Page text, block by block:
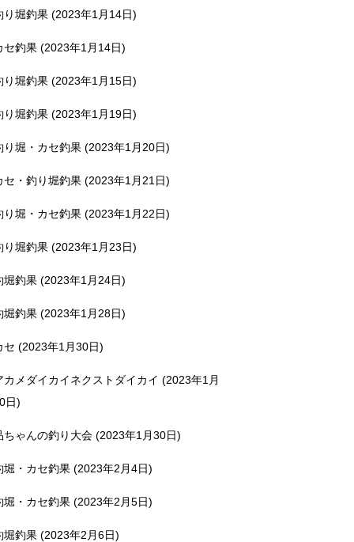
り堀釣果 (2023年1月14日)
セ釣果 (2023年1月14日)
り堀釣果 (2023年1月15日)
り堀釣果 (2023年1月19日)
り堀・カセ釣果 (2023年1月20日)
セ・釣り堀釣果 (2023年1月21日)
り堀・カセ釣果 (2023年1月22日)
り堀釣果 (2023年1月23日)
堀釣果 (2023年1月24日)
堀釣果 (2023年1月28日)
セ (2023年1月30日)
カメダイカイネクストダイカイ (2023年1月
日)
ちゃんの釣り大会 (2023年1月30日)
堀・カセ釣果 (2023年2月4日)
堀・カセ釣果 (2023年2月5日)
堀釣果 (2023年2月6日)